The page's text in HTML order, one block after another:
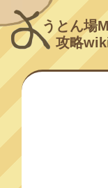
うとん場
攻略